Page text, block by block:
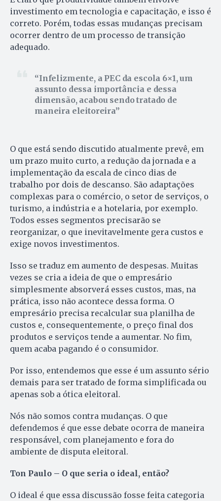
investimento em tecnologia e capacitação, e isso é
correto. Porém, todas essas mudanças precisam
ocorrer dentro de um processo de transição
adequado.
Infelizmente, a PEC da escola 6×1, um
assunto dessa importância e dessa
dimensão, acabou sendo tratado de
maneira eleitoreira
O que está sendo discutido atualmente prevê, em
um prazo muito curto, a redução da jornada e a
implementação da escala de cinco dias de
trabalho por dois de descanso. São adaptações
complexas para o comércio, o setor de serviços, o
turismo, a indústria e a hotelaria, por exemplo.
Todos esses segmentos precisarão se
reorganizar, o que inevitavelmente gera custos e
exige novos investimentos.
Isso se traduz em aumento de despesas. Muitas
vezes se cria a ideia de que o empresário
simplesmente absorverá esses custos, mas, na
prática, isso não acontece dessa forma. O
empresário precisa recalcular sua planilha de
custos e, consequentemente, o preço final dos
produtos e serviços tende a aumentar. No fim,
quem acaba pagando é o consumidor.
Por isso, entendemos que esse é um assunto sério
demais para ser tratado de forma simplificada ou
apenas sob a ótica eleitoral.
Nós não somos contra mudanças. O que
defendemos é que esse debate ocorra de maneira
responsável, com planejamento e fora do
ambiente de disputa eleitoral.
Ton Paulo – O que seria o ideal, então?
O ideal é que essa discussão fosse feita categoria